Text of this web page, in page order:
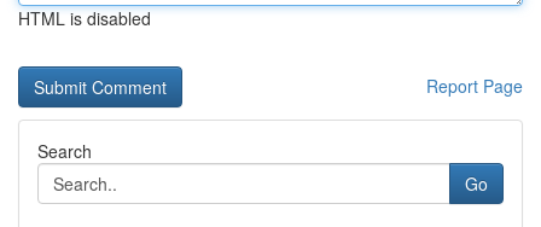
HTML is disabled
Report Page
Search
Go